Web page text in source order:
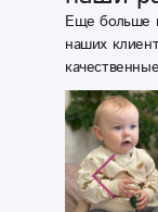
вашей
Дарите
людям!!!!
Еще больше
наших